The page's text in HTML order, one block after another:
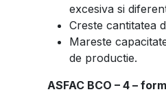
excesiva si
Creste cantitatea
Mareste
de productie.
ASFAC BCO – 4 –